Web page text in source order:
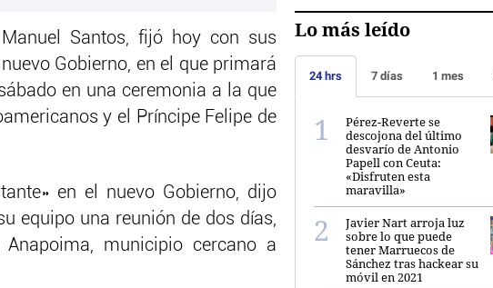
Santos, fijó hoy con sus
Gobierno, en el que primará
en una ceremonia a la que
y el Príncipe Felipe de
en el nuevo Gobierno, dijo
equipo una reunión de dos días,
municipio cercano a
Lo más leído
24 hrs 7 días 1 mes
Pérez-Reverte se
descojona del último
desvarío de Antonio
Papell con Ceuta:
«Disfruten esta
maravilla»
Javier Nart arroja luz
sobre lo que puede
tener Marruecos de
Sánchez tras hackear su
móvil en 2021